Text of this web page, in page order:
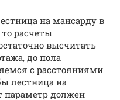
на мансарду в
расчеты
высчитать
до пола
с расстояниями
лестница на
параметр должен